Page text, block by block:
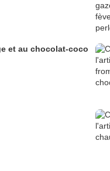
et au chocolat-coco